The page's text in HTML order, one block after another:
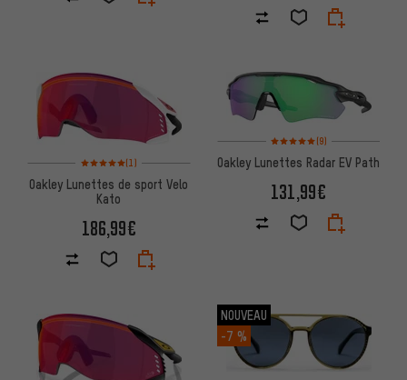
Note moyenne : 5 sur 5 d'après 1 avis
(1)
Oakley Lunettes de sport Velo
Kato
186,99€
Note moyenne : 5 sur 5
(9)
Oakley Lunettes Radar EV Path
131,99€
NOUVEAU
-7 %